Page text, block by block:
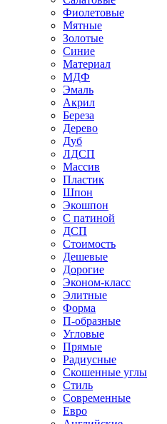
Фиолетовые
Мятные
Золотые
Синие
Материал
МДФ
Эмаль
Акрил
Береза
Дерево
Дуб
ЛДСП
Массив
Пластик
Шпон
Экошпон
С патиной
ДСП
Стоимость
Дешевые
Дорогие
Эконом-класс
Элитные
Форма
П-образные
Угловые
Прямые
Радиусные
Скошенные углы
Стиль
Современные
Евро